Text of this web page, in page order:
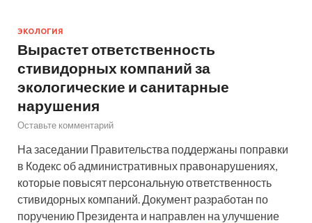
ЭКОЛОГИЯ
Вырастет ответственность
стивидорных компаний за
экологические и санитарные
нарушения
Оставьте комментарий
На заседании Правительства поддержаны поправки
в Кодекс об административных правонарушениях,
которые повысят персональную ответственность
стивидорных компаний. Документ разработан по
поручению Президента и направлен на улучшение